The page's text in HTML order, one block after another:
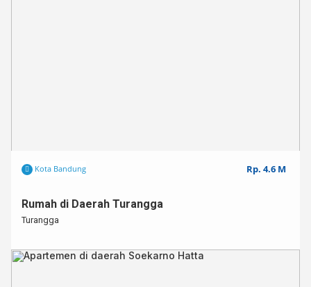
Kota Bandung Rp. 4.6 M
Rumah di Daerah Turangga
Turangga